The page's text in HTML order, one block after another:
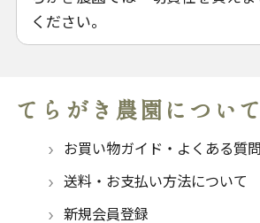
ください。
てらがき農園について
お買い物ガイド・よくある質問
送料・お支払い方法について
新規会員登録